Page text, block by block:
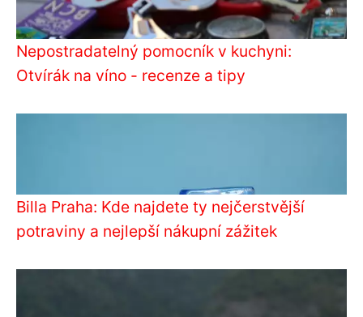
Nepostradatelný pomocník v kuchyni:
Otvírák na víno - recenze a tipy
Billa Praha: Kde najdete ty nejčerstvější
potraviny a nejlepší nákupní zážitek